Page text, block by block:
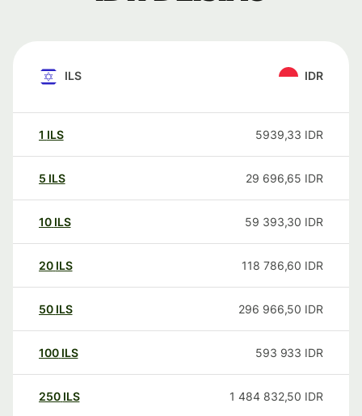
ILS IDR
1 ILS 5939,33 IDR
5 ILS 29 696,65 IDR
10 ILS 59 393,30 IDR
20 ILS 118 786,60 IDR
50 ILS 296 966,50 IDR
100 ILS 593 933 IDR
250 ILS 1 484 832,50 IDR